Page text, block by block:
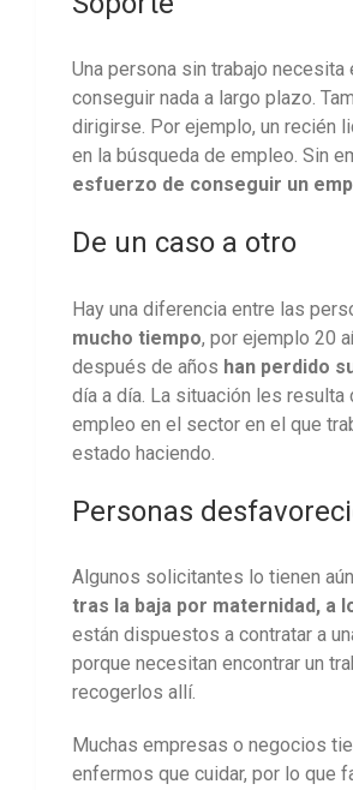
Una persona sin trabajo necesita
conseguir nada a largo plazo.
dirigirse. Por ejemplo, un recién
en la búsqueda de empleo. Sin
esfuerzo de conseguir un
De un caso a otro
Hay una diferencia entre las
mucho tiempo, por ejemplo 20
después de años han perdido
día a día. La situación les
empleo en el sector en el que
estado haciendo.
Personas
Algunos solicitantes lo tienen
tras la baja por maternidad, a
están dispuestos a contratar a
porque necesitan encontrar un
recogerlos allí.
Muchas empresas o negocios
enfermos que cuidar, por lo que